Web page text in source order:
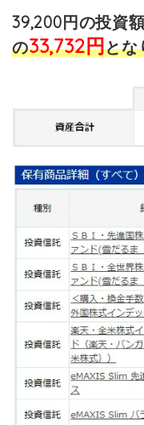
39,200円の投資額
の33,732円とな